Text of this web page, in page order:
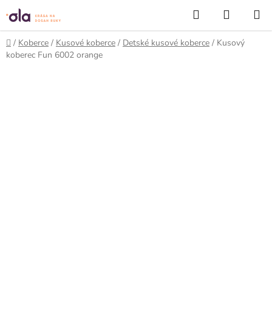
Prejsť
na
obsah
Hľadať
KOŠÍK
Domov
/ Koberce / Kusové koberce / Detské kusové koberce / Kusový
koberec Fun 6002 orange